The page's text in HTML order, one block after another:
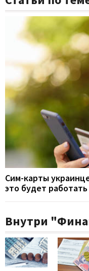
Сим-карты
это будет работать
Внутри